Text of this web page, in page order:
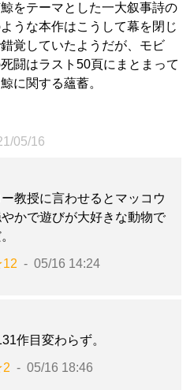
をテーマとした一大叙事詩の
うな本作はこうして幕を閉じ
覚していたようだが、モビ
闘はラスト50頁にまとまって
に関する蘊蓄。
05/16
教授に言わせるとマッコウ
かで遊びが大好きな動物で
05/16 14:24
作目変わらず。
05/16 18:46